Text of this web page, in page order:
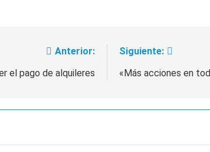
Anterior:
el pago de alquileres
Siguiente:
«Más acciones en